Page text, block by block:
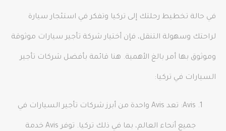
في حالة تخطيط رحلتك إلى تركيا وتفكر في استئجار سيارة
لراحتك وسهولة التنقل، فإن أختيار شركة تأجير سيارات موثوقة
وموثوق بها أمر بالغ الأهمية. هنا قائمة بأفضل شركات تأجير
السيارات في تركيا:
Avis: تعد Avis واحدة من أبرز شركات تأجير السيارات في
جميع أنحاء العالم، بما في ذلك تركيا. توفر Avis خدمة